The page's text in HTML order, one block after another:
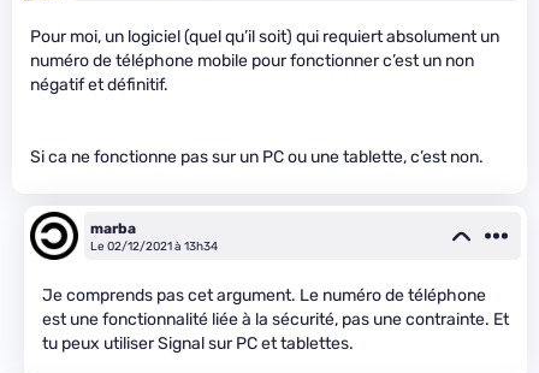
Pour moi, un logiciel (quel qu’il soit) qui requiert absolument un
numéro de téléphone mobile pour fonctionner c’est un non
négatif et définitif.
Si ca ne fonctionne pas sur un PC ou une tablette, c’est non.
marba
Le 02/12/2021 à 13h34
Je comprends pas cet argument. Le numéro de téléphone
est une fonctionnalité liée à la sécurité, pas une contrainte. Et
tu peux utiliser Signal sur PC et tablettes.